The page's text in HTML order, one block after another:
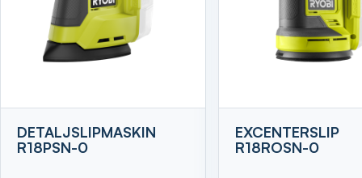
DETALJSLIPMASKIN
R18PSN-0
EXCENTERSLIP
R18ROSN-0